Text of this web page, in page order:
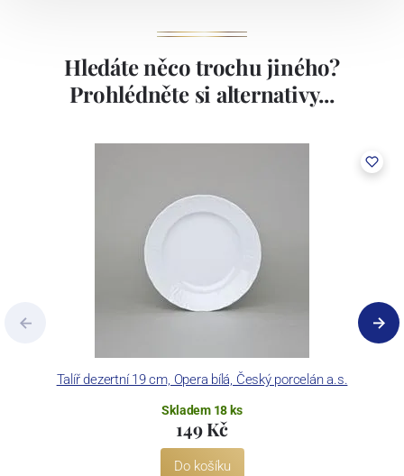
Hledáte něco trochu jiného?
Prohlédněte si alternativy...
Talíř dezertní 19 cm, Opera bílá, Český porcelán a.s.
Skladem 18 ks
149 Kč
Do košíku